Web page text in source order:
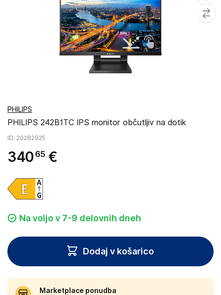
PHILIPS
PHILIPS 242B1TC IPS monitor občutljiv na dotik
ID: 20282925
340 65 €
Na voljo v 7-9 delovnih dneh
Dodaj v košarico
Marketplace ponudba